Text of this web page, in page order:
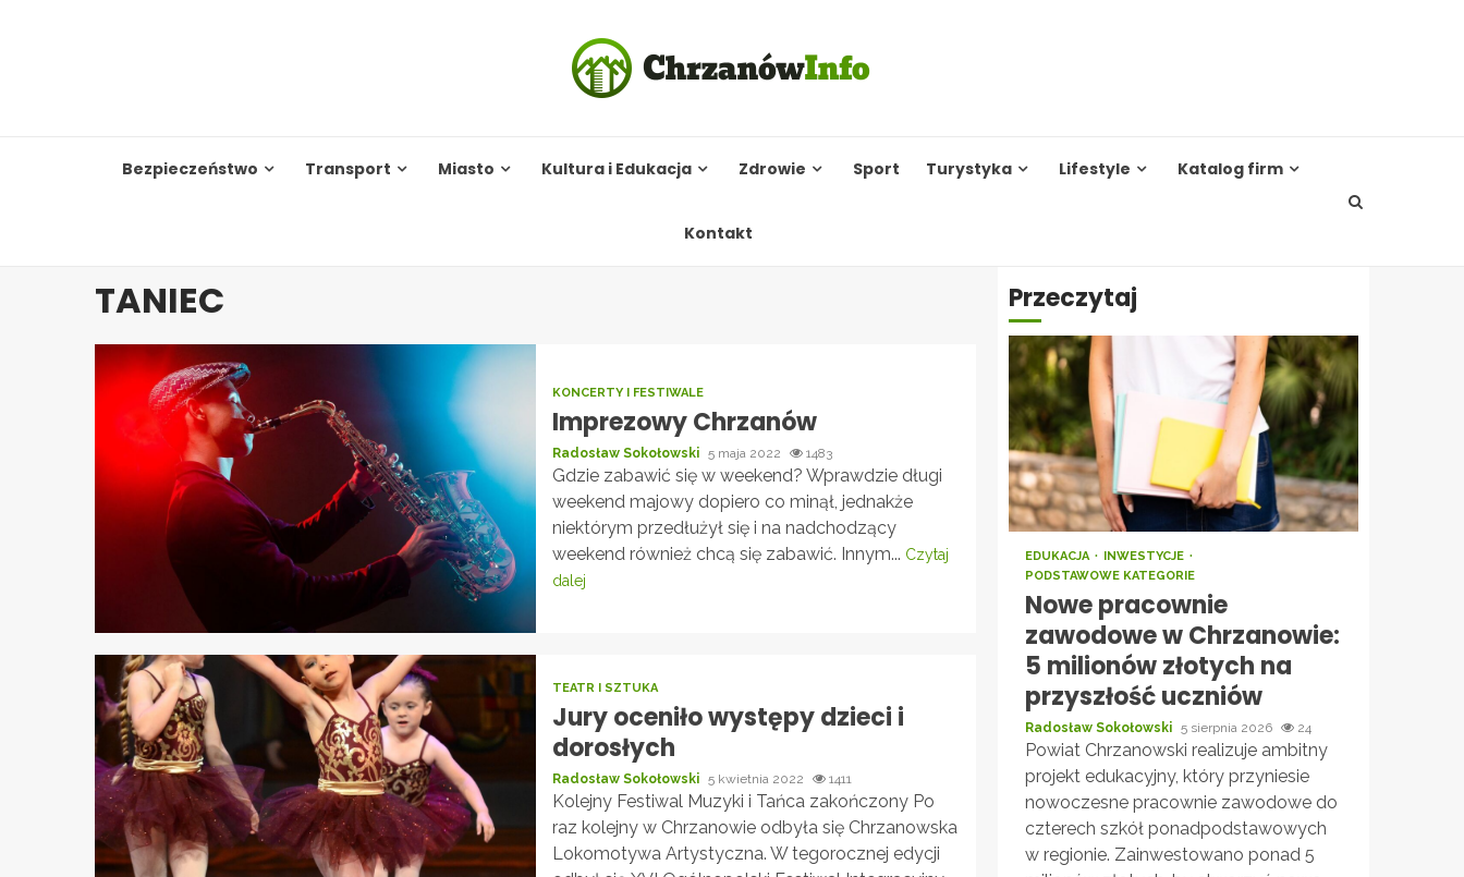
Bezpieczeństwo Transport Miasto Kultura i Edukacja Zdrowie Sport Turystyka Lifestyle Katalog firm
Kontakt
TANIEC
KONCERTY I FESTIWALE
Imprezowy Chrzanów
Radosław Sokołowski 5 maja 2022 1483
Gdzie zabawić się w weekend? Wprawdzie długi
weekend majowy dopiero co minął, jednakże
niektórym przedłużył się i na nadchodzący
weekend również chcą się zabawić. Innym... Czytaj
dalej
TEATR I SZTUKA
Jury oceniło występy dzieci i
dorosłych
Radosław Sokołowski 5 kwietnia 2022 1411
Kolejny Festiwal Muzyki i Tańca zakończony Po
raz kolejny w Chrzanowie odbyła się Chrzanowska
Lokomotywa Artystyczna. W tegorocznej edycji
Przeczytaj
EDUKACJA
INWESTYCJE
PODSTAWOWE KATEGORIE
Nowe pracownie
zawodowe w Chrzanowie:
5 milionów złotych na
przyszłość uczniów
Radosław Sokołowski 5 sierpnia 2026 24
Powiat Chrzanowski realizuje ambitny
projekt edukacyjny, który przyniesie
nowoczesne pracownie zawodowe do
czterech szkół ponadpodstawowych
w regionie. Zainwestowano ponad 5